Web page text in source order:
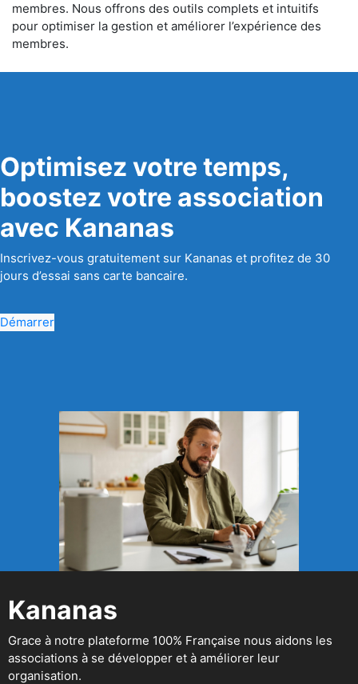
membres. Nous offrons des outils complets et intuitifs
pour optimiser la gestion et améliorer l’expérience des
membres.
Optimisez votre temps,
boostez votre association
avec Kananas
Inscrivez-vous gratuitement sur Kananas et profitez de 30
jours d’essai sans carte bancaire.
Démarrer
Kananas
Grace à notre plateforme 100% Française nous aidons les
associations à se développer et à améliorer leur
organisation.